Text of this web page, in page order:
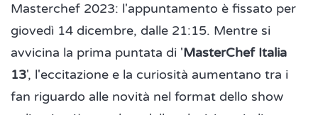
Masterchef 2023: l'appuntamento è fissato per
giovedì 14 dicembre, dalle 21:15. Mentre si
avvicina la prima puntata di 'MasterChef Italia
13', l'eccitazione e la curiosità aumentano tra i
fan riguardo alle novità nel format dello show